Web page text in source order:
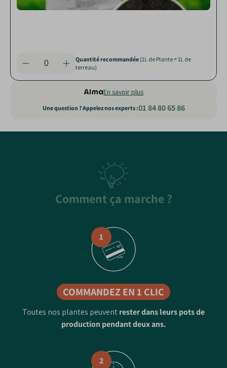
Quantité recommandée (1L de Plante = 1L de
terreau)
Quantité recommandée (Couvre 3 m²)
En savoir plus
Une question ? Appelez nos experts :01 84 80 65 86
Comment ça marche ?
1
COMMANDEZ EN 1 CLIC
Toutes nos plantes peuventrester dans leurs pots de
production pendant deux ans.
2